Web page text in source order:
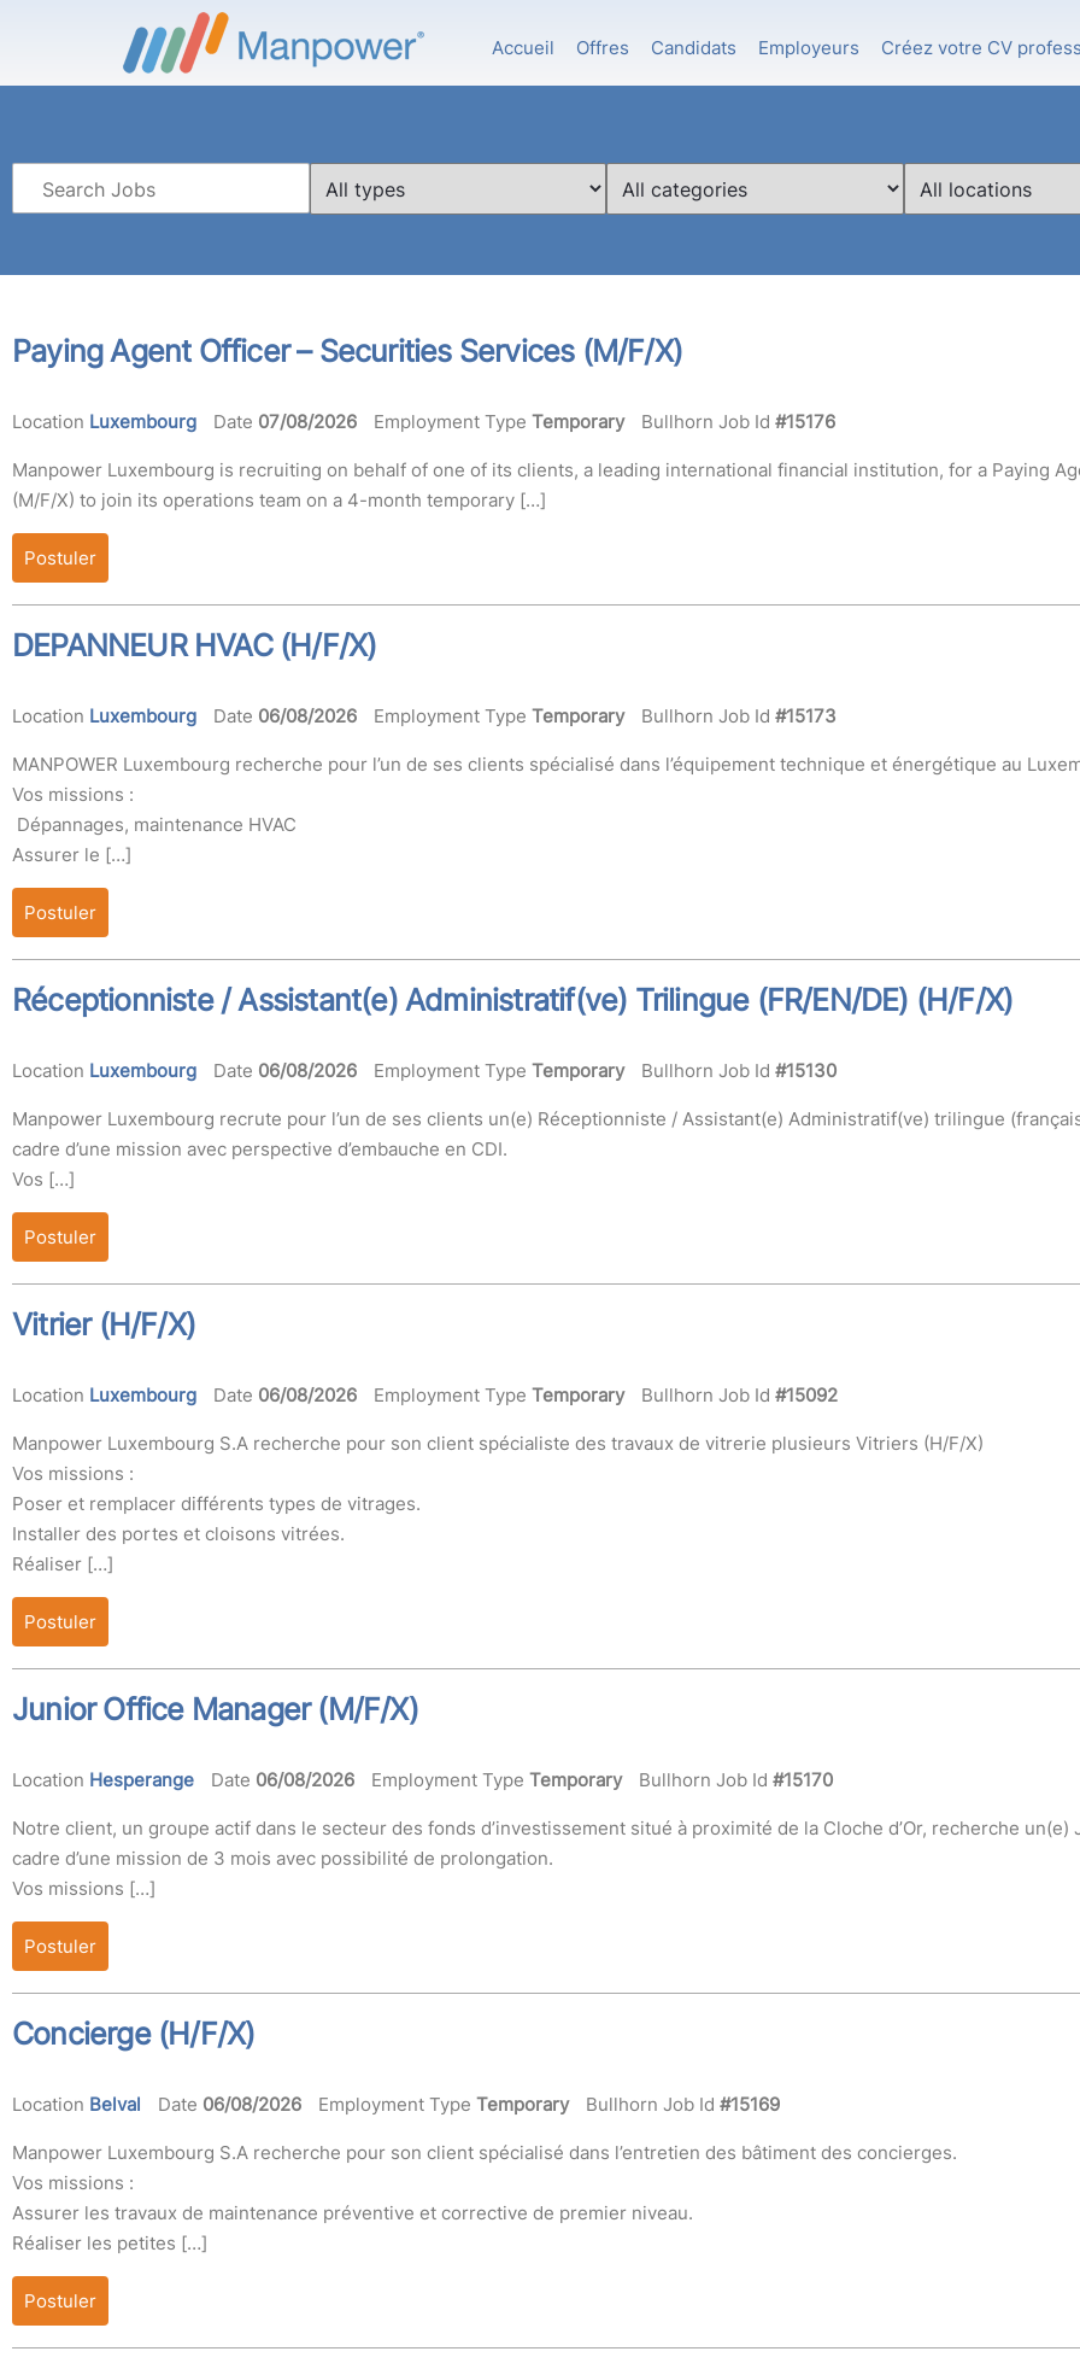
Accueil Offres Candidats Employeurs Créez votre CV
KEY
WORD
LIMIT
JOBS
LIMIT
JOBS
LIMIT
JOBS
Paying Agent Officer – Securities Services (M/F/X)
Location Luxembourg Date 07/08/2026 Employment Type Temporary Bullhorn Job Id #15176
Manpower Luxembourg is recruiting on behalf of one of its clients, a leading international financial institution, for a Paying
(M/F/X) to join its operations team on a 4-month temporary […]
Postuler
DEPANNEUR HVAC (H/F/X)
Location Luxembourg Date 06/08/2026 Employment Type Temporary Bullhorn Job Id #15173
MANPOWER Luxembourg recherche pour l’un de ses clients spécialisé dans l’équipement technique et énergétique au
Vos missions :
Dépannages, maintenance HVAC
Assurer le […]
Postuler
Réceptionniste / Assistant(e) Administratif(ve) Trilingue (FR/EN/DE) (H/F/X)
Location Luxembourg Date 06/08/2026 Employment Type Temporary Bullhorn Job Id #15130
Manpower Luxembourg recrute pour l’un de ses clients un(e) Réceptionniste / Assistant(e) Administratif(ve) trilingue
cadre d’une mission avec perspective d’embauche en CDI.
Vos […]
Postuler
Vitrier (H/F/X)
Location Luxembourg Date 06/08/2026 Employment Type Temporary Bullhorn Job Id #15092
Manpower Luxembourg S.A recherche pour son client spécialiste des travaux de vitrerie plusieurs Vitriers (H/F/X)
Vos missions :
Poser et remplacer différents types de vitrages.
Installer des portes et cloisons vitrées.
Réaliser […]
Postuler
Junior Office Manager (M/F/X)
Location Hesperange Date 06/08/2026 Employment Type Temporary Bullhorn Job Id #15170
Notre client, un groupe actif dans le secteur des fonds d’investissement situé à proximité de la Cloche d’Or, recherche un(e)
cadre d’une mission de 3 mois avec possibilité de prolongation.
Vos missions […]
Postuler
Concierge (H/F/X)
Location Belval Date 06/08/2026 Employment Type Temporary Bullhorn Job Id #15169
Manpower Luxembourg S.A recherche pour son client spécialisé dans l’entretien des bâtiment des concierges.
Vos missions :
Assurer les travaux de maintenance préventive et corrective de premier niveau.
Réaliser les petites […]
Postuler